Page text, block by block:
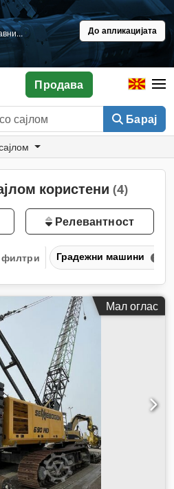
Бесплатно во продавница До апликацијата
Барај
Продава
користени (4)
Релевантност
филтри Градежни машини
Мал оглас